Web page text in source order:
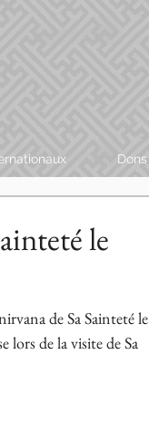
Dons
le
de Sa Sainteté le
de la visite de Sa